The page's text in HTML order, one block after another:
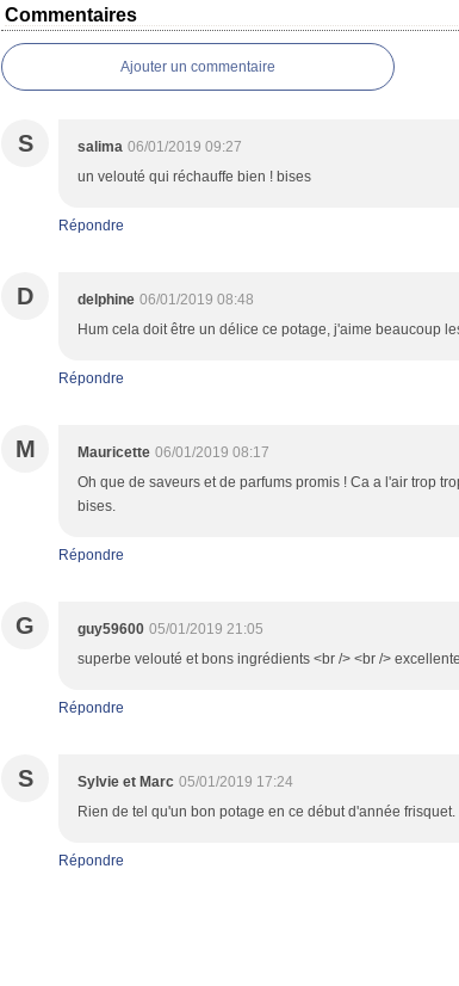
Commentaires
Ajouter un commentaire
S salima 06/01/2019 09:27
un velouté qui réchauffe bien ! bises
Répondre
D delphine 06/01/2019 08:48
Hum cela doit être un délice ce potage, j'aime beaucoup
Répondre
M Mauricette 06/01/2019 08:17
Oh que de saveurs et de parfums promis ! Ca a l'air trop
bises.
Répondre
G guy59600 05/01/2019 21:05
superbe velouté et bons ingrédients <br /> <br />
Répondre
S Sylvie et Marc 05/01/2019 17:24
Rien de tel qu'un bon potage en ce début d'année frisquet.
Répondre